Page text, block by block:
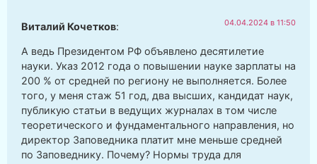
Виталий Кочетков: 04.04.2024 в 11:50
А ведь Президентом РФ объявлено десятилетие
науки. Указ 2012 года о повышении науке зарплаты на
200 % от средней по региону не выполняется. Более
того, у меня стаж 51 год, два высших, кандидат наук,
публикую статьи в ведущих журналах в том числе
теоретического и фундаментального направления, но
директор Заповедника платит мне меньше средней
по Заповеднику. Почему? Нормы труда для